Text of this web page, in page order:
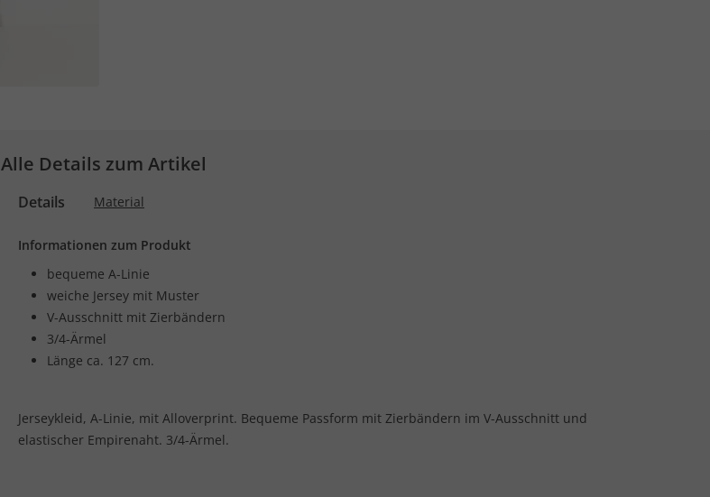
Alle Details zum Artikel
Details Material
Informationen zum Produkt
bequeme A-Linie
weiche Jersey mit Muster
V-Ausschnitt mit Zierbändern
3/4-Ärmel
Länge ca. 127 cm.
Jerseykleid, A-Linie, mit Alloverprint. Bequeme Passform mit Zierbändern im V-Ausschnitt und
elastischer Empirenaht. 3/4-Ärmel.